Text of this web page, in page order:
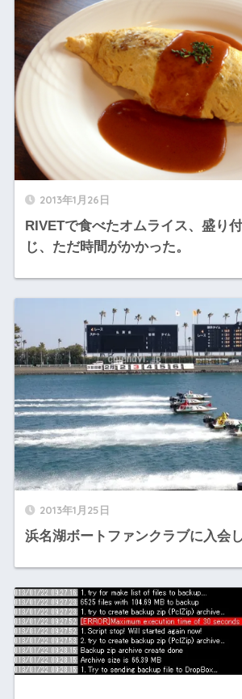
2013年1月26日
RIVETで食べたオムライス、盛り
じ、ただ時間がかかった。
2013年1月25日
浜名湖ボートファンクラブに入会し